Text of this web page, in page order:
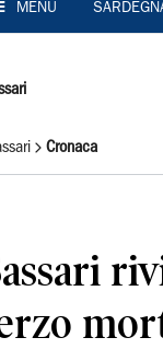
MENU
Cronaca